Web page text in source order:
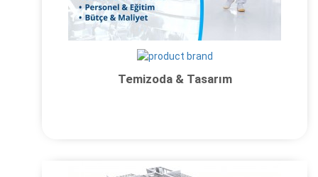
Temizoda & Tasarım